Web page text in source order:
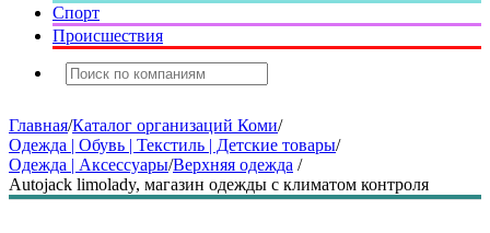
Спорт
Происшествия
Главная/Каталог организаций Коми/
Одежда | Обувь | Текстиль | Детские товары/
Одежда | Аксессуары/Верхняя одежда /
Autojack limolady, магазин одежды с климатом контроля